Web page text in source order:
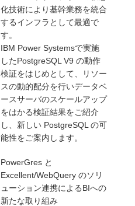
化技術により基幹業務を統合
するインフラとして最適で
す。
IBM Power Systemsで実施
したPostgreSQL V9 の動作
検証をはじめとして、リソー
スの動的配分を行いデータベ
ースサーバのスケールアップ
をはかる検証結果をご紹介
し、新しい PostgreSQL の可
能性をご案内します。
PowerGres と
Excellent/WebQuery のソリ
ューション連携によるBIへの
新たな取り組み